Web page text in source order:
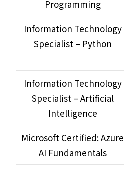
Programming
Information Technology
Specialist – Python
Information Technology
Specialist – Artificial
Intelligence
Microsoft Certified: Azure
AI Fundamentals